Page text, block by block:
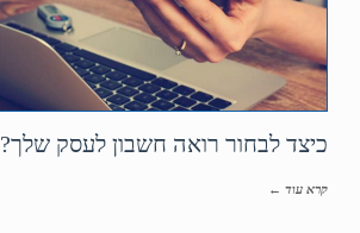
כיצד לבחור רואה חשבון לעסק שלך?
קרא עוד ←